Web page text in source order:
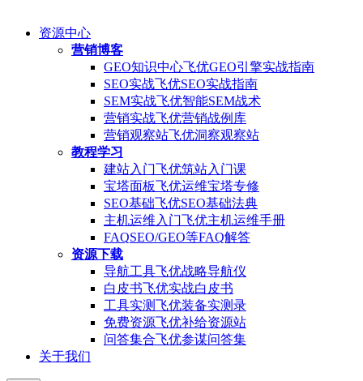
资源中心
营销博客
GEO知识中心飞优GEO引擎实战指南
SEO实战飞优SEO实战指南
SEM实战飞优智能SEM战术
营销实战飞优营销战例库
营销观察站飞优洞察观察站
教程学习
建站入门飞优筑站入门课
宝塔面板飞优运维宝塔专修
SEO基础飞优SEO基础法典
主机运维入门飞优主机运维手册
FAQSEO/GEO等FAQ解答
资源下载
导航工具飞优战略导航仪
白皮书飞优实战白皮书
工具实测飞优装备实测录
免费资源飞优补给资源站
问答集合飞优参谋问答集
关于我们